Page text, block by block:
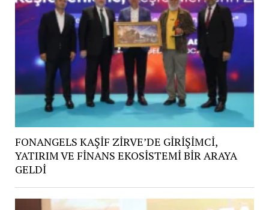
FONANGELS KAŞİF ZİRVE’DE GİRİŞİMCİ,
YATIRIM VE FİNANS EKOSİSTEMİ BİR ARAYA
GELDİ